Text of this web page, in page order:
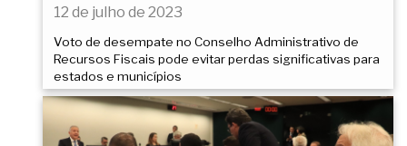
12 de julho de 2023
Voto de desempate no Conselho Administrativo de
Recursos Fiscais pode evitar perdas significativas para
estados e municípios